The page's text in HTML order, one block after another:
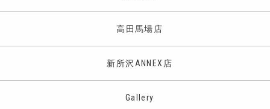
高田馬場店
新所沢ANNEX店
Gallery